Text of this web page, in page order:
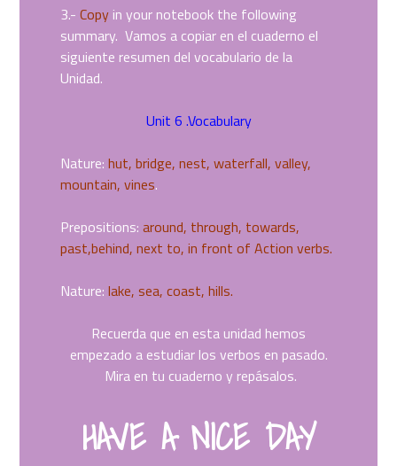
3.- Copyin your notebook the following
summary. Vamos a copiar en el cuaderno el
siguiente resumen del vocabulario de la
Unidad.
Unit 6 .Vocabulary
Nature: hut, bridge, nest, waterfall, valley,
mountain, vines.
Prepositions: around, through, towards,
past,behind, next to, in front of Action verbs.
Nature: lake, sea, coast, hills.
Recuerda que en esta unidad hemos
empezado a estudiar los verbos en pasado.
Mira en tu cuaderno y repásalos.
HAVE A NICE DAY